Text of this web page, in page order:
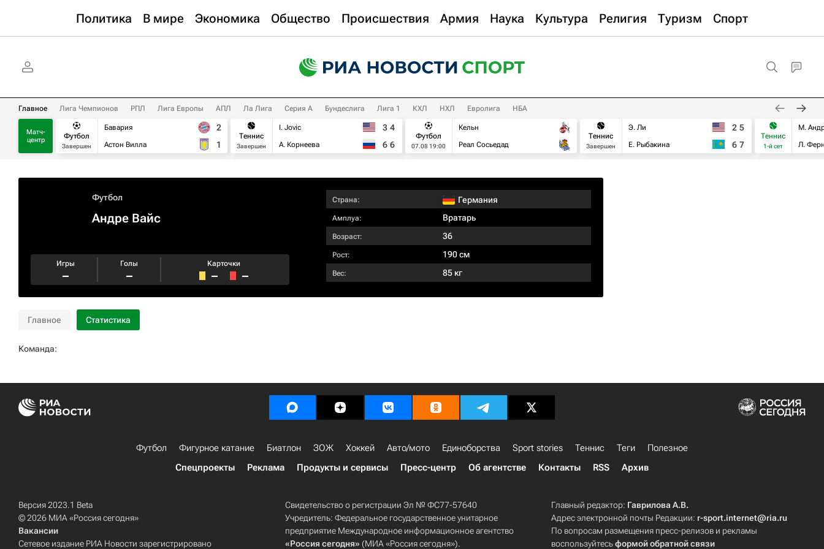
Политика В мире Экономика Общество Происшествия Армия Наука Культура Религия Туризм Спорт
Главное Лига Чемпионов РПЛ Лига Европы АПЛ Ла Лига Серия А Бундеслига Лига 1 КХЛ НХЛ Евролига НБА
Матч-
центр
Футбол
Завершен
Бавария
Астон Вилла
2
1
Теннис
Завершен
I. Jovic
А. Корнеева
3 4
6 6
Футбол
07.08 19:00
Кельн
Реал Сосьедад
Теннис
Завершен
Э. Ли
Е. Рыбакина
2 5
6 7
Теннис
1-й сет
М.
Л.
Футбол
Андре Вайс
Игры
–
Голы
–
Карточки
– –
Страна: Германия
Амплуа: Вратарь
Возраст: 36
Рост: 190 см
Вес: 85 кг
Главное Статистика
Команда:
Футбол Фигурное катание Биатлон ЗОЖ Хоккей Авто/мото Единоборства Sport stories Теннис Теги
Полезное
Спецпроекты
Реклама Продукты и сервисы Пресс-центр Об агентстве Контакты RSS Архив
Версия 2023.1 Beta
© 2026 МИА «Россия сегодня»
Вакансии
Сетевое издание РИА Новости зарегистрировано
Свидетельство о регистрации Эл № ФС77-57640
Учредитель: Федеральное государственное унитарное
предприятие Международное информационное агентство
«Россия сегодня» (МИА «Россия сегодня»).
Главный редактор: Гаврилова А.В.
Адрес электронной почты Редакции: r-sport.internet@ria.ru
По вопросам размещения пресс-релизов и рекламы
воспользуйтесьформой обратной связи